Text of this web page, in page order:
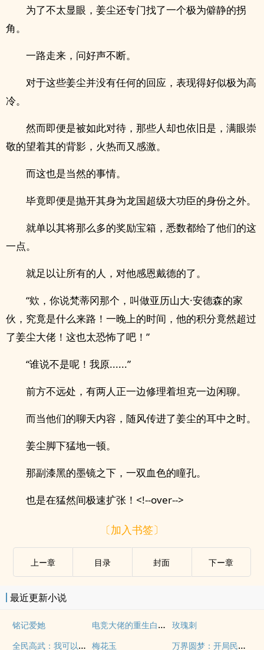
为了不太显眼，姜尘还专门找了一个极为僻静的拐
角。
一路走来，问好声不断。
对于这些姜尘并没有任何的回应，表现得好似极为高
冷。
然而即便是被如此对待，那些人却也依旧是，满眼崇
敬的望着其的背影，火热而又感激。
而这也是当然的事情。
毕竟即便是抛开其身为龙国超级大功臣的身份之外。
就单以其将那么多的奖励宝箱，悉数都给了他们的这
一点。
就足以让所有的人，对他感恩戴德的了。
“欸，你说梵蒂冈那个，叫做亚历山大·安德森的家
伙，究竟是什么来路！一晚上的时间，他的积分竟然超过
了姜尘大佬！这也太恐怖了吧！”
“谁说不是呢！我原......”
前方不远处，有两人正一边修理着坦克一边闲聊。
而当他们的聊天内容，随风传进了姜尘的耳中之时。
姜尘脚下猛地一顿。
那副漆黑的墨镜之下，一双血色的瞳孔。
也是在猛然间极速扩张！<!--over-->
〔加入书签〕
上ー章 目录 封面 下ー章
最近更新小说
铭记爱她 电竞大佬的重生白月光 玫瑰刺
全民高武：我可以无限复制 梅花玉 万界圆梦：开局民国一睹后世繁华